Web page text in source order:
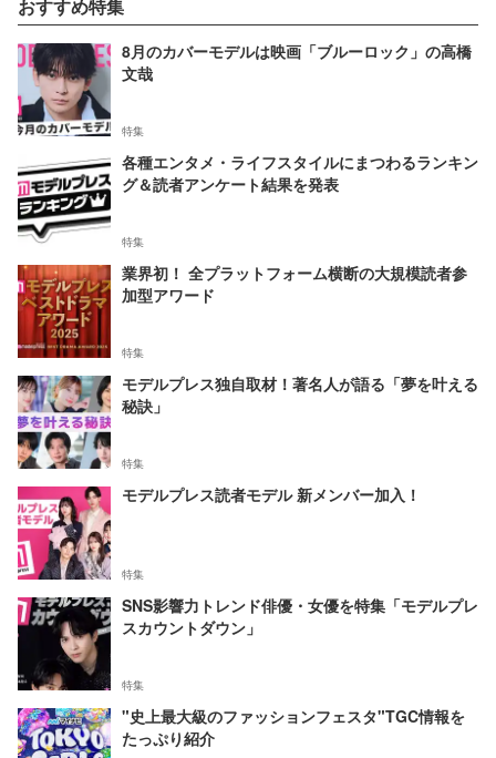
おすすめ特集
8月のカバーモデルは映画「ブルーロック」の高橋
文哉
特集
各種エンタメ・ライフスタイルにまつわるランキン
グ＆読者アンケート結果を発表
特集
業界初！ 全プラットフォーム横断の大規模読者参
加型アワード
特集
モデルプレス独自取材！著名人が語る「夢を叶える
秘訣」
特集
モデルプレス読者モデル 新メンバー加入！
特集
SNS影響力トレンド俳優・女優を特集「モデルプレ
スカウントダウン」
特集
"史上最大級のファッションフェスタ"TGC情報を
たっぷり紹介